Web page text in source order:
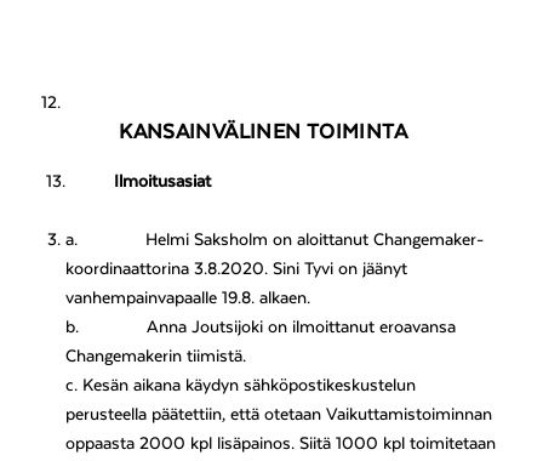
KANSAINVÄLINEN TOIMINTA
13. Ilmoitusasiat
a. Helmi Saksholm on aloittanut Changemaker-
koordinaattorina 3.8.2020. Sini Tyvi on jäänyt
vanhempainvapaalle 19.8. alkaen.
b.Anna Joutsijoki on ilmoittanut eroavansa
Changemakerin tiimistä.
c. Kesän aikana käydyn sähköpostikeskustelun
perusteella päätettiin, että otetaan Vaikuttamistoiminnan
oppaasta 2000 kpl lisäpainos. Siitä 1000 kpl toimitetaan